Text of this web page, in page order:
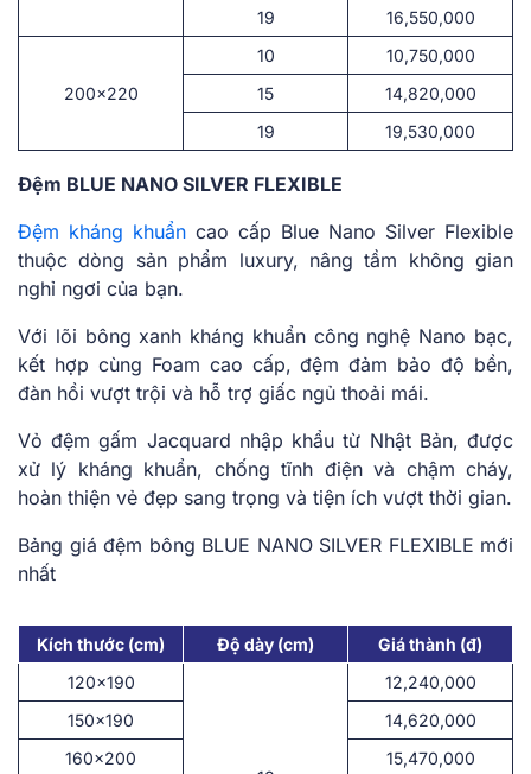
19
16,550,000
200×220
10
10,750,000
15
14,820,000
19
19,530,000
Đệm BLUE NANO SILVER FLEXIBLE
Đệm kháng khuẩn cao cấp Blue Nano Silver Flexible
thuộc dòng sản phẩm luxury, nâng tầm không gian
nghỉ ngơi của bạn.
Với lõi bông xanh kháng khuẩn công nghệ Nano bạc,
kết hợp cùng Foam cao cấp, đệm đảm bảo độ bền,
đàn hồi vượt trội và hỗ trợ giấc ngủ thoải mái.
Vỏ đệm gấm Jacquard nhập khẩu từ Nhật Bản, được
xử lý kháng khuẩn, chống tĩnh điện và chậm cháy,
hoàn thiện vẻ đẹp sang trọng và tiện ích vượt thời gian.
Bảng giá đệm bông BLUE NANO SILVER FLEXIBLE mới
nhất
Kích thước (cm) Độ dày (cm)
Giá thành (đ)
120×190
12,240,000
150×190
14,620,000
160×200
15,470,000